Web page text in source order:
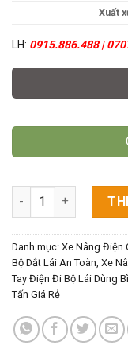
Xuất
LH: 0915.886.488 |
Xe Nâng Điện
Danh mục: Xe Nâng Điện
Bộ Dắt Lái An Toàn Xe
Tay Điện Đi Bộ Lái Dùng
Tấn Giá Rẻ